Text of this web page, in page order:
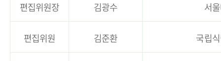
편집위원장 김광수 서
편집위원 김준환 국립